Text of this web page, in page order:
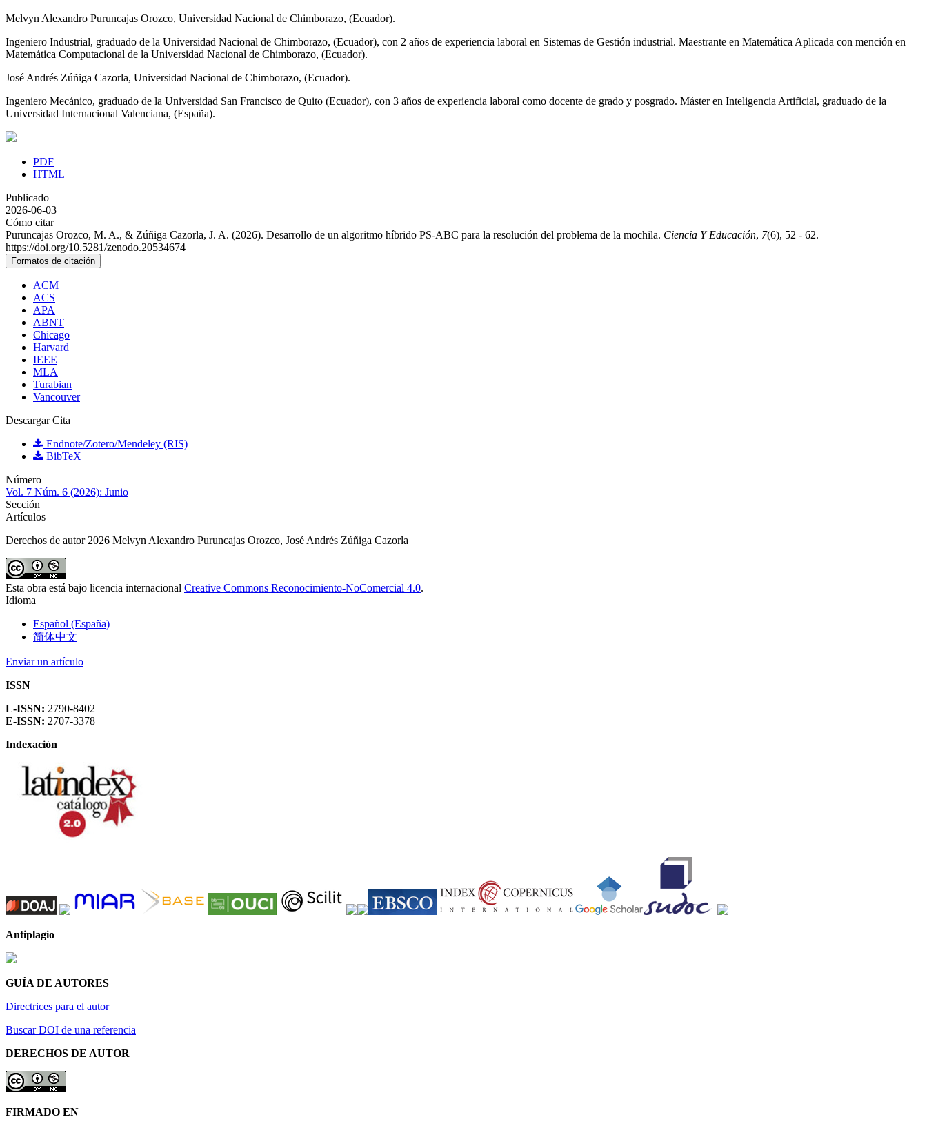
Melvyn Alexandro Puruncajas Orozco, Universidad Nacional de Chimborazo, (Ecuador).
Ingeniero Industrial, graduado de la Universidad Nacional de Chimborazo, (Ecuador), con 2 años de experiencia laboral en Sistemas de Gestión industrial. Maestrante en Matemática Aplicada con mención en
Matemática Computacional de la Universidad Nacional de Chimborazo, (Ecuador).
José Andrés Zúñiga Cazorla, Universidad Nacional de Chimborazo, (Ecuador).
Ingeniero Mecánico, graduado de la Universidad San Francisco de Quito (Ecuador), con 3 años de experiencia laboral como docente de grado y posgrado. Máster en Inteligencia Artificial, graduado de la
Universidad Internacional Valenciana, (España).
PDF
HTML
Publicado
2026-06-03
Cómo citar
Puruncajas Orozco, M. A., & Zúñiga Cazorla, J. A. (2026). Desarrollo de un algoritmo híbrido PS-ABC para la resolución del problema de la mochila. Ciencia Y Educación, 7(6), 52 - 62.
https://doi.org/10.5281/zenodo.20534674
Formatos de citación
ACM
ACS
APA
ABNT
Chicago
Harvard
IEEE
MLA
Turabian
Vancouver
Descargar Cita
Endnote/Zotero/Mendeley (RIS)
BibTeX
Número
Vol. 7 Núm. 6 (2026): Junio
Sección
Artículos
Derechos de autor 2026 Melvyn Alexandro Puruncajas Orozco, José Andrés Zúñiga Cazorla
Esta obra está bajo licencia internacional Creative Commons Reconocimiento-NoComercial 4.0.
Idioma
Español (España)
简体中文
Enviar un artículo
ISSN
L-ISSN: 2790-8402
E-ISSN: 2707-3378
Indexación
Antiplagio
GUÍA DE AUTORES
Directrices para el autor
Buscar DOI de una referencia
DERECHOS DE AUTOR
FIRMADO EN